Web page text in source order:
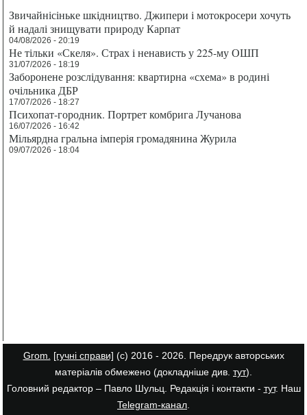
Звичайнісіньке шкідництво. Джипери і мотокросери хочуть
й надалі знищувати природу Карпат
04/08/2026 - 20:19
Не тільки «Скеля». Страх і ненависть у 225-му ОШП
31/07/2026 - 18:19
Заборонене розслідування: квартирна «схема» в родині
очільника ДБР
17/07/2026 - 18:27
Психопат-городник. Портрет комбрига Лучанова
16/07/2026 - 16:42
Мільярдна гральна імперія громадянина Журила
09/07/2026 - 18:04
Grom. [гучні справи] (с) 2016 - 2026. Передрук авторських
матеріалів обмежено (докладніше див. тут).
Головний редактор – Павло Шульц. Редакція і контакти - тут. Наш
Telegram-канал.